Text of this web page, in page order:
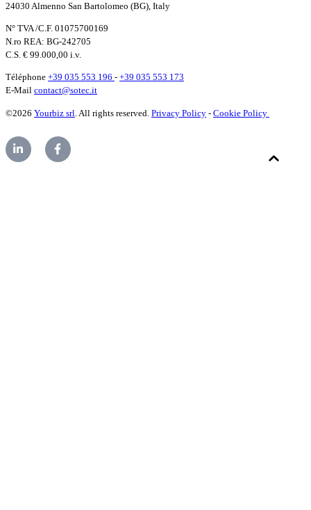
24030 Almenno San Bartolomeo (BG), Italy
N° TVA /C.F. 01075700169
N.ro REA: BG-242705
C.S. € 99.000,00 i.v.
Téléphone +39 035 553 196 - +39 035 553 173
E-Mail contact@sotec.it
©2026 Yourbiz srl . All rights reserved. Privacy Policy - Cookie Policy